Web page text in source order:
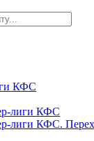
КФС
лиги КФС
лиги КФС.